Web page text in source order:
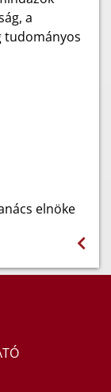
a
tudományos
elnöke